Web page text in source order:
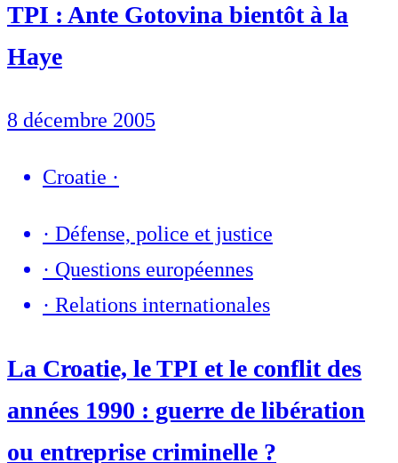
TPI : Ante Gotovina bientôt à la
Haye
8 décembre 2005
Croatie ·
· Défense, police et justice
· Questions européennes
· Relations internationales
La Croatie, le TPI et le conflit des
années 1990 : guerre de libération
ou entreprise criminelle ?